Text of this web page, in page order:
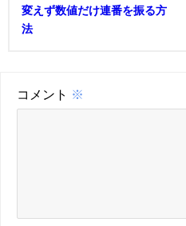
変えず数値だけ連番を振る方
法
コメント ※